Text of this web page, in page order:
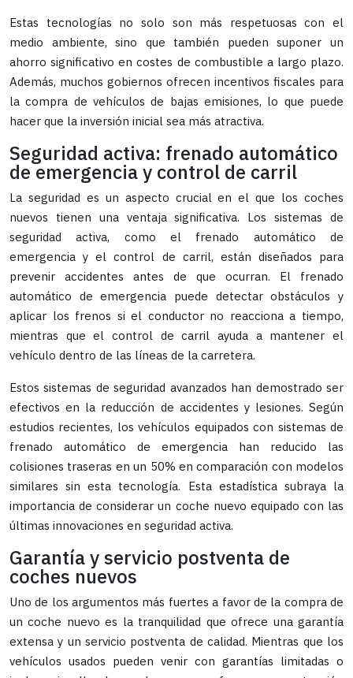
Estas tecnologías no solo son más respetuosas con el
medio ambiente, sino que también pueden suponer un
ahorro significativo en costes de combustible a largo plazo.
Además, muchos gobiernos ofrecen incentivos fiscales para
la compra de vehículos de bajas emisiones, lo que puede
hacer que la inversión inicial sea más atractiva.
Seguridad activa: frenado automático
de emergencia y control de carril
La seguridad es un aspecto crucial en el que los coches
nuevos tienen una ventaja significativa. Los sistemas de
seguridad activa, como el frenado automático de
emergencia y el control de carril, están diseñados para
prevenir accidentes antes de que ocurran. El frenado
automático de emergencia puede detectar obstáculos y
aplicar los frenos si el conductor no reacciona a tiempo,
mientras que el control de carril ayuda a mantener el
vehículo dentro de las líneas de la carretera.
Estos sistemas de seguridad avanzados han demostrado ser
efectivos en la reducción de accidentes y lesiones. Según
estudios recientes, los vehículos equipados con sistemas de
frenado automático de emergencia han reducido las
colisiones traseras en un 50% en comparación con modelos
similares sin esta tecnología. Esta estadística subraya la
importancia de considerar un coche nuevo equipado con las
últimas innovaciones en seguridad activa.
Garantía y servicio postventa de
coches nuevos
Uno de los argumentos más fuertes a favor de la compra de
un coche nuevo es la tranquilidad que ofrece una garantía
extensa y un servicio postventa de calidad. Mientras que los
vehículos usados pueden venir con garantías limitadas o